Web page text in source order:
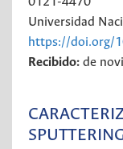
Universidad
https://doi.org/
Recibido: de